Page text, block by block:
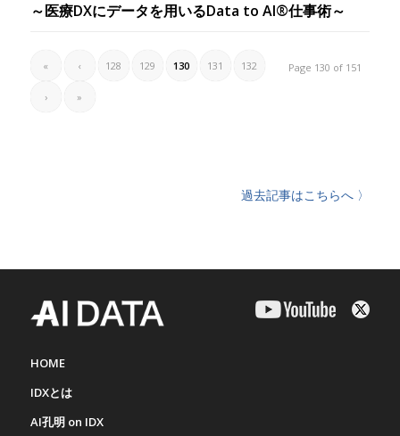
～医療DXにデータを用いるData to AI®仕事術～
Page 130 of 151
« ‹ 128 129 130 131 132
› »
過去記事はこちらへ 〉
HOME
IDXとは
AI孔明 on IDX